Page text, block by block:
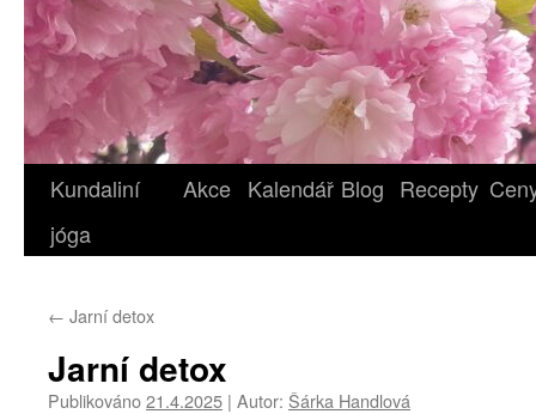
Kundaliní
jóga
Akce Kalendář Blog Recepty
← Jarní detox
Jarní detox
Publikováno21.4.2025 | Autor: Šárka Handlová